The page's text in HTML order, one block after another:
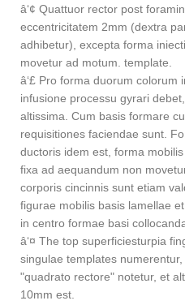
â‘¢ Quattuor rector post
eccentricitatem 2mm (dextra
adhibetur), excepta forma
movetur ad motum. template.
â‘£ Pro forma duorum colorum
infusione processu gyrari debet, .
altissima. Cum basis formare
requisitiones faciendae sunt.
ductoris idem est, forma
fixa ad aequandum non
corporis cincinnis sunt etiam
figurae mobilis basis lamellae
in centro formae basi
â‘¤ The top superficiesturpia
singulae templates
"quadrato rectore" notetur, et
10mm est.